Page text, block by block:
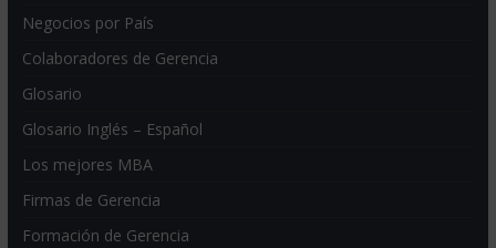
Negocios por País
Colaboradores de Gerencia
Glosario
Glosario Inglés – Español
Los mejores MBA
Firmas de Gerencia
Formación de Gerencia